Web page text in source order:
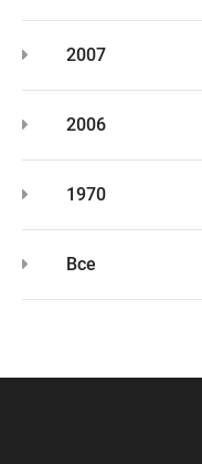
2007
2006
1970
Все